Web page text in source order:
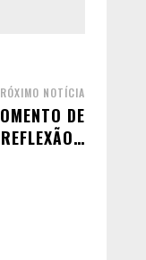
NOTÍCIA
DE
REFLEXÃO…